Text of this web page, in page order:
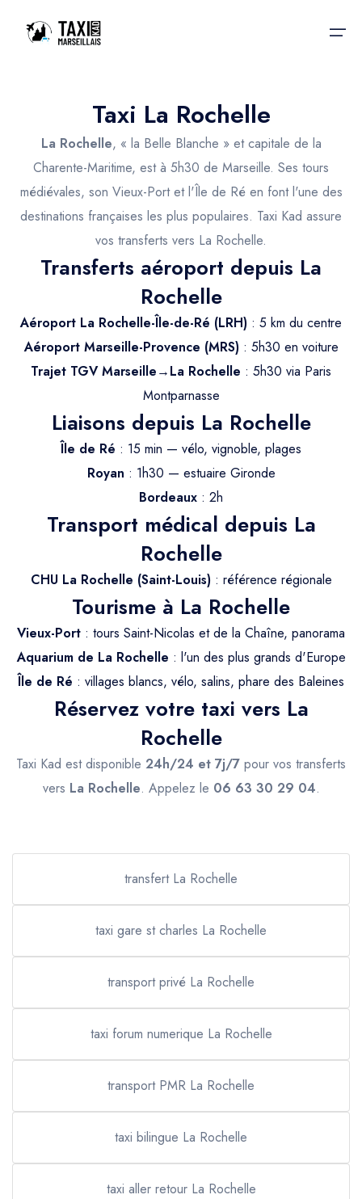
Nos services
Nos services
Taxis Aéroport
Trajet Gare SNCF
Trajet Port croisière
Trajet Santé
Trajet Longue Distance
Taxis aéroport
Réservation
Actualités & évènements
Contactez-nous
Taxi La Rochelle
La Rochelle, « la Belle Blanche » et capitale de la
Charente-Maritime, est à 5h30 de Marseille. Ses tours
médiévales, son Vieux-Port et l'Île de Ré en font l'une des
destinations françaises les plus populaires. Taxi Kad assure
vos transferts vers La Rochelle.
Transferts aéroport depuis La
Rochelle
Aéroport La Rochelle-Île-de-Ré (LRH) : 5 km du centre
Aéroport Marseille-Provence (MRS): 5h30 en voiture
Trajet TGV Marseille→La Rochelle : 5h30 via Paris
Montparnasse
Liaisons depuis La Rochelle
Île de Ré : 15 min — vélo, vignoble, plages
Royan : 1h30 — estuaire Gironde
Bordeaux : 2h
Transport médical depuis La
Rochelle
CHU La Rochelle (Saint-Louis): référence régionale
Tourisme à La Rochelle
Vieux-Port : tours Saint-Nicolas et de la Chaîne, panorama
Aquarium de La Rochelle : l'un des plus grands d'Europe
Île de Ré : villages blancs, vélo, salins, phare des Baleines
Réservez votre taxi vers La
Rochelle
Taxi Kad est disponible 24h/24 et 7j/7 pour vos transferts
vers La Rochelle. Appelez le 06 63 30 29 04.
transfert La Rochelle
taxi gare st charles La Rochelle
transport privé La Rochelle
taxi forum numerique La Rochelle
transport PMR La Rochelle
taxi bilingue La Rochelle
taxi aller retour La Rochelle